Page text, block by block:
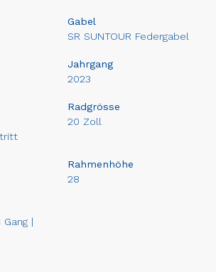
Gabel
SR SUNTOUR Federgabel
Jahrgang
2023
Radgrösse
20 Zoll
Rahmenhöhe
28
|